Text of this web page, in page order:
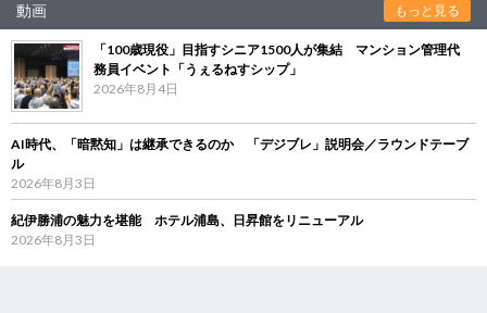
動画 もっと見る
「100歳現役」目指すシニア1500人が集結 マンション管理代
務員イベント「うぇるねすシップ」
2026年8月4日
AI時代、「暗黙知」は継承できるのか 「デジブレ」説明会／ラウンドテーブ
ル
2026年8月3日
紀伊勝浦の魅力を堪能 ホテル浦島、日昇館をリニューアル
2026年8月3日